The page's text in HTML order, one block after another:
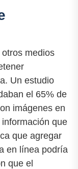
medios
Un estudio
el 65% de
imágenes en
que
que agregar
en línea podría
que el